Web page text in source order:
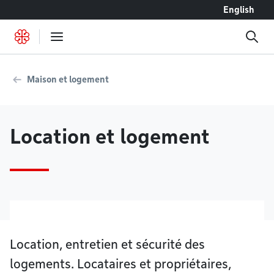
English
Maison et logement
Location et logement
Location, entretien et sécurité des
logements. Locataires et propriétaires,